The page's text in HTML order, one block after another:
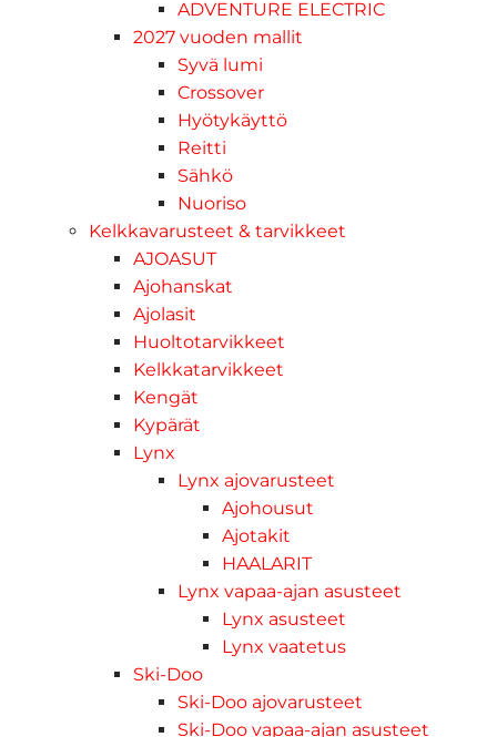
ADVENTURE ELECTRIC
2027 vuoden mallit
Syvä lumi
Crossover
Hyötykäyttö
Reitti
Sähkö
Nuoriso
Kelkkavarusteet & tarvikkeet
AJOASUT
Ajohanskat
Ajolasit
Huoltotarvikkeet
Kelkkatarvikkeet
Kengät
Kypärät
Lynx
Lynx ajovarusteet
Ajohousut
Ajotakit
HAALARIT
Lynx vapaa-ajan asusteet
Lynx asusteet
Lynx vaatetus
Ski-Doo
Ski-Doo ajovarusteet
Ski-Doo vapaa-ajan asusteet